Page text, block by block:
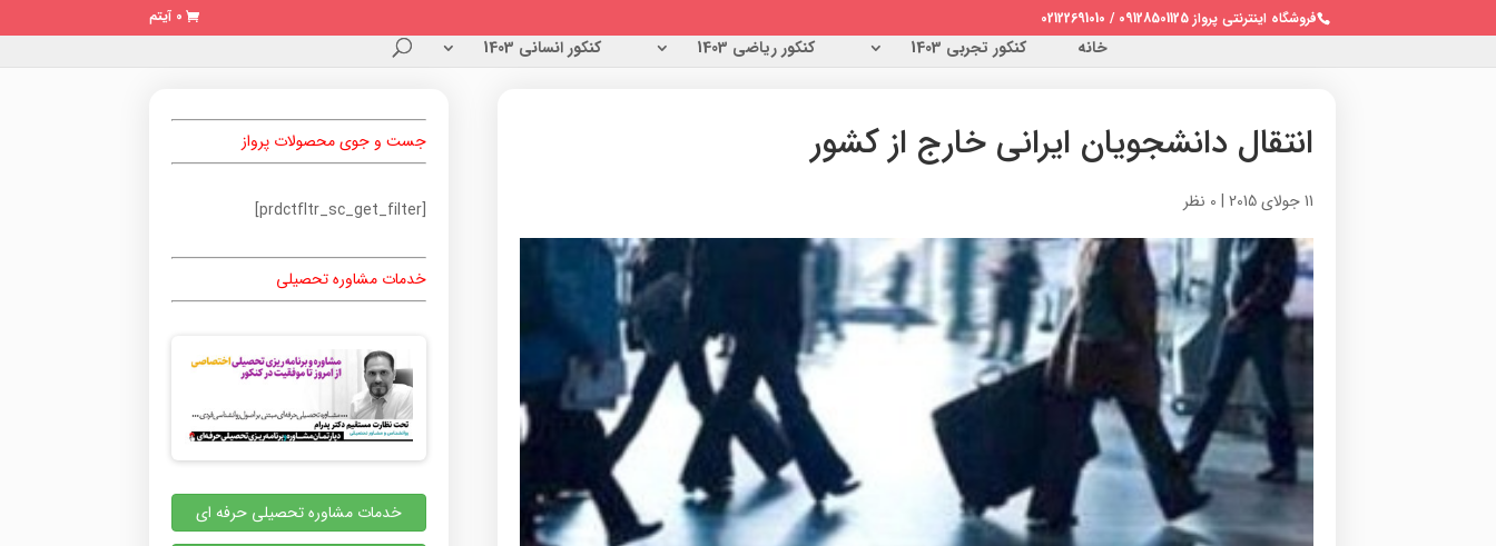
فروشگاه اینترنتی پرواز 09128501125 / 02122691010 0 آیتم
خانه کنکور تجربی 1403 کنکور ریاضی 1403 کنکور انسانی 1403
انتقال دانشجویان ایرانی خارج از کشور
11 جولای 2015 | 0 نظر
جست و جوی محصولات پرواز
[prdctfltr_sc_get_filter]
خدمات مشاوره تحصیلی
خدمات مشاوره تحصیلی حرفه ای